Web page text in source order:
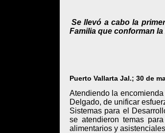
Se llevó a cabo la
Familia que conforman
Puerto Vallarta Jal.; 30 de
Atendiendo la
Delgado, de unificar
Sistemas para el
se atendieron temas
alimentarios y